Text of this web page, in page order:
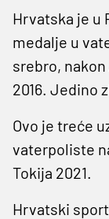
Hrvatska je u
medalje u
srebro,
2016. Jedino
Ovo je treće
vaterpoliste
Tokija 2021.
Hrvatski